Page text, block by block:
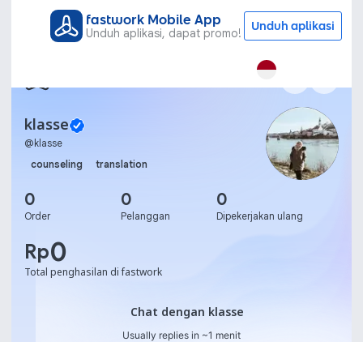
fastwork Mobile App
Unduh aplikasi, dapat promo! Unduh aplikasi
klasse
@ klasse
counseling
translation
0
Order
0
Pelanggan
0
Dipekerjakan ulang
Rp0
Total penghasilan di fastwork
Chat dengan klasse
Chat dengan klasse
Usually replies in ~1 menit